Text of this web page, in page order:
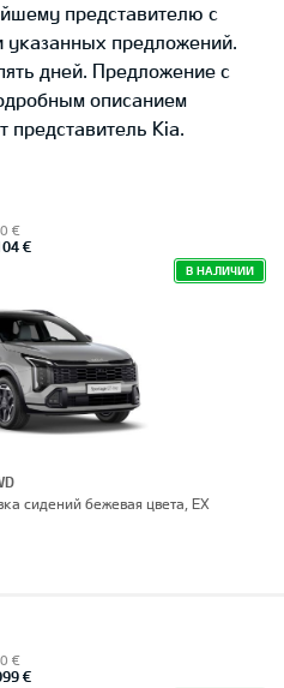
представителю с
указанных предложений.
дней. Предложение с
описанием
Kia.
€
€
В НАЛИЧИИ
сидений бежевая цвета, EX
€
€